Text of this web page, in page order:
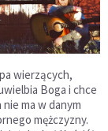
wierzących,
Boga i chce
ma w danym
mężczyzny.